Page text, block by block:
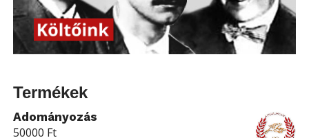
Termékek
Adományozás
50000 Ft